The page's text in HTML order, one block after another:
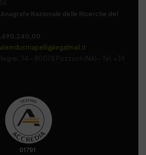
Nazionale delle Ricerche del
34 – 80078 Pozzuoli (NA) – Tel. +39